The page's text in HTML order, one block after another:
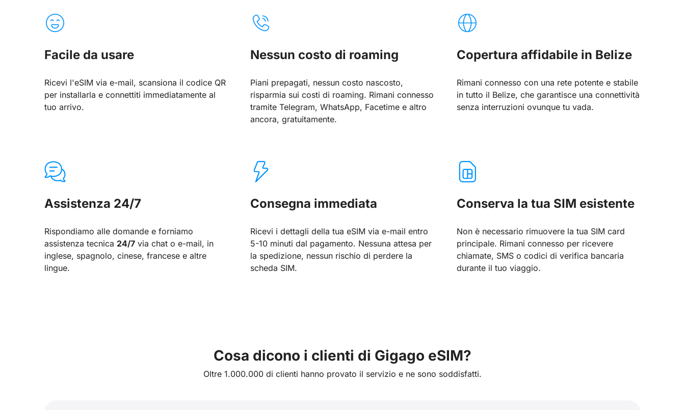
Facile da usare
Ricevi l'eSIM via e-mail, scansiona il codice QR
per installarla e connettiti immediatamente al
tuo arrivo.
Nessun costo di roaming
Piani prepagati, nessun costo nascosto,
risparmia sui costi di roaming. Rimani connesso
tramite Telegram, WhatsApp, Facetime e altro
ancora, gratuitamente.
Copertura affidabile in Belize
Rimani connesso con una rete potente e stabile
in tutto il Belize, che garantisce una connettività
senza interruzioni ovunque tu vada.
Assistenza 24/7
Rispondiamo alle domande e forniamo
assistenza tecnica 24/7 via chat o e-mail, in
inglese, spagnolo, cinese, francese e altre
lingue.
Consegna immediata
Ricevi i dettagli della tua eSIM via e-mail entro
5-10 minuti dal pagamento. Nessuna attesa per
la spedizione, nessun rischio di perdere la
scheda SIM.
Conserva la tua SIM esistente
Non è necessario rimuovere la tua SIM card
principale. Rimani connesso per ricevere
chiamate, SMS o codici di verifica bancaria
durante il tuo viaggio.
Cosa dicono i clienti di Gigago eSIM?
Oltre 1.000.000 di clienti hanno provato il servizio e ne sono soddisfatti.